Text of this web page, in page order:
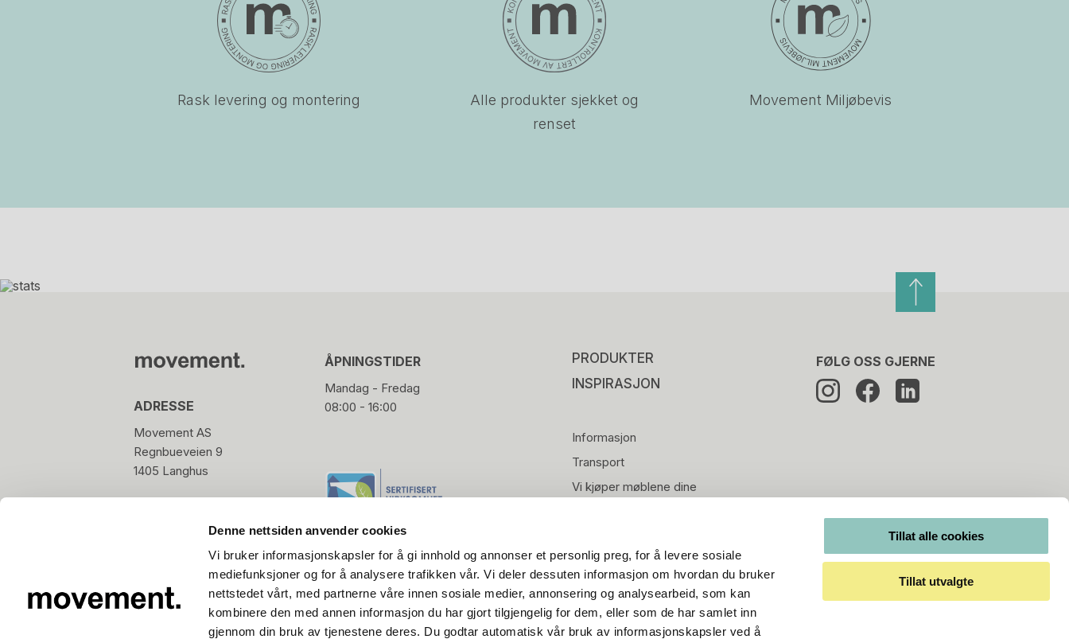
Denne nettsiden anvender cookies
Vi bruker informasjonskapsler for å gi innhold og annonser et personlig preg, for å levere sosiale
mediefunksjoner og for å analysere trafikken vår. Vi deler dessuten informasjon om hvordan du bruker
nettstedet vårt, med partnerne våre innen sosiale medier, annonsering og analysearbeid, som kan
kombinere den med annen informasjon du har gjort tilgjengelig for dem, eller som de har samlet inn
gjennom din bruk av tjenestene deres. Du godtar automatisk vår bruk av informasjonskapsler ved å
Tillat alle cookies
Tillat utvalgte
Rask levering og montering
Alle produkter sjekket og
renset
Movement Miljøbevis
ADRESSE
Movement AS
Regnbueveien 9
1405 Langhus
hello@movement.as
ÅPNINGSTIDER
Mandag - Fredag
08:00 - 16:00
PRODUKTER
INSPIRASJON
Informasjon
Transport
Vi kjøper møblene dine
FØLG OSS GJERNE